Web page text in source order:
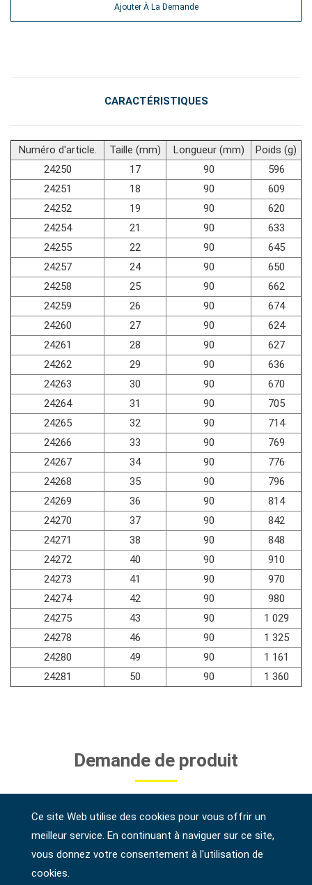
Ajouter À La Demande
CARACTÉRISTIQUES
Numéro d'article. Taille (mm) Longueur (mm)
Poids (g)
24250
17 90
596
24251
18 90
609
24252
19 90
620
24254
21 90
633
24255
22 90
645
24257
24 90
650
24258
25 90
662
24259
26 90
674
24260
27 90
624
24261
28 90
627
24262
29 90
636
24263
30 90
670
24264
31 90
705
24265
32 90
714
24266
33 90
769
24267
34 90
776
24268
35 90
796
24269
36 90
814
24270
37 90
842
24271
38 90
848
24272
40 90
910
24273
41 90
970
24274
42 90
980
24275
43 90
1 029
24278
46 90
1 325
24280
49 90
1 161
24281
50 90 1 360
Demande de produit
E-mail *
Ce site Web utilise des cookies pour vous offrir un
meilleur service. En continuant à naviguer sur ce site,
vous donnez votre consentement à l'utilisation de
cookies.